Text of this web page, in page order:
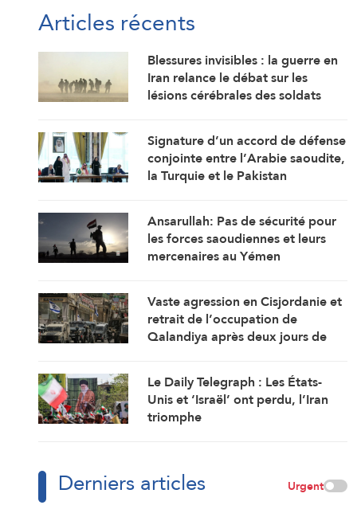
Articles récents
Blessures invisibles : la guerre en
Iran relance le débat sur les
lésions cérébrales des soldats
Signature d’un accord de défense
conjointe entre l’Arabie saoudite,
la Turquie et le Pakistan
Ansarullah: Pas de sécurité pour
les forces saoudiennes et leurs
mercenaires au Yémen
Vaste agression en Cisjordanie et
retrait de l’occupation de
Qalandiya après deux jours de
Le Daily Telegraph : Les États-
Unis et ‘Israël’ ont perdu, l’Iran
triomphe
Derniers articles Urgent